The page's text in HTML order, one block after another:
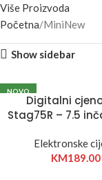
Više Proizvoda
Početna MiniNew
Show sidebar
NOVO
Digitalni
Stag75R – 7.5
Elektronske
KM189.00